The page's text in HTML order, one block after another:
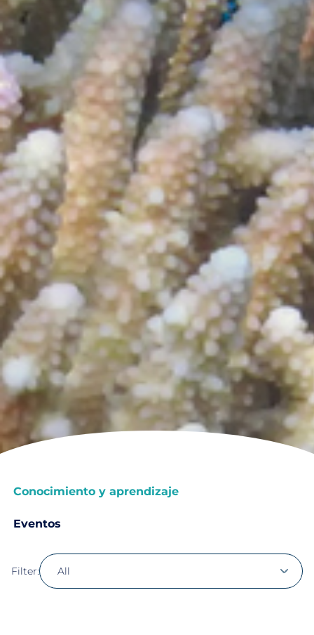
Conocimiento y aprendizaje
Eventos
Filter: All